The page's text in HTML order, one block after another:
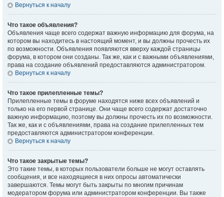
Вернуться к началу
Что такое объявления?
Объявления чаще всего содержат важную информацию для форума, на
котором вы находитесь в настоящий момент, и вы должны прочесть их
по возможности. Объявления появляются вверху каждой страницы
форума, в котором они созданы. Так же, как и с важными объявлениями,
права на создание объявлений предоставляются администратором.
Вернуться к началу
Что такое прилепленные темы?
Прилепленные темы в форуме находятся ниже всех объявлений и
только на его первой странице. Они чаще всего содержат достаточно
важную информацию, поэтому вы должны прочесть их по возможности.
Так же, как и с объявлениями, права на создание прилепленных тем
предоставляются администратором конференции.
Вернуться к началу
Что такое закрытые темы?
Это такие темы, в которых пользователи больше не могут оставлять
сообщения, и все находящиеся в них опросы автоматически
завершаются. Темы могут быть закрыты по многим причинам
модератором форума или администратором конференции. Вы также